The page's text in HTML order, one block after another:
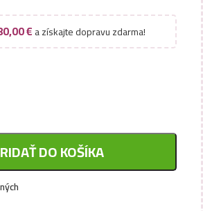
€a získajte dopravu zdarma!
DO KOŠÍKA